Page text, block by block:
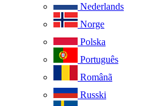
Nederlands
Norge
Polska
Português
Românã
Russki